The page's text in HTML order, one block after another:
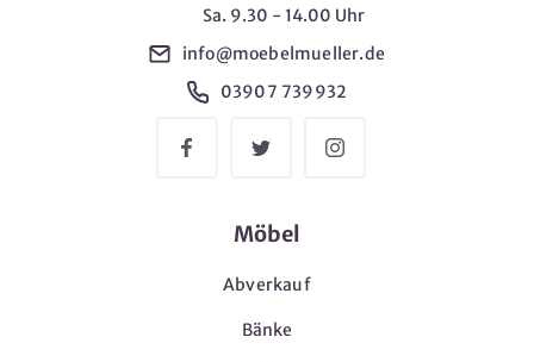
Sa. 9.30 - 14.00 Uhr
info@moebelmueller.de
03907 739932
Möbel
Abverkauf
Bänke